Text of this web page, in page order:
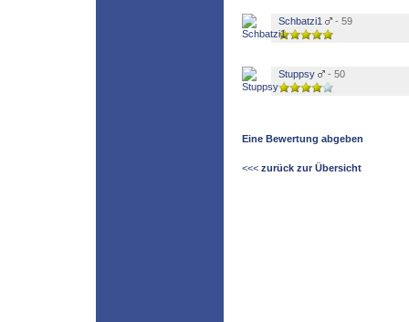
Schbatzi1 - 59
Stuppsy - 50
Eine Bewertung abgeben
<<< zurück zur Übersicht